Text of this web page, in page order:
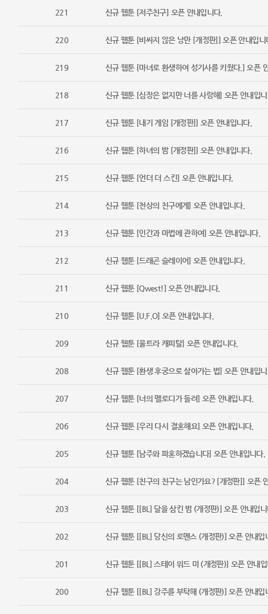
221 신규 웹툰 [저주친구] 오픈 안내입니다.
220 신규 웹툰 [비싸지 않은 낭만 [개정판]] 오픈 안내입니
219 신규 웹툰 [마녀로 환생하여 성기사를 키웠다.] 오픈
218 신규 웹툰 [심장은 없지만 너를 사랑해] 오픈 안내입
217 신규 웹툰 [내기 게임 [개정판]] 오픈 안내입니다.
216 신규 웹툰 [하녀의 밤 [개정판]] 오픈 안내입니다.
215 신규 웹툰 [언더 더 스킨] 오픈 안내입니다.
214 신규 웹툰 [천상의 친구에게] 오픈 안내입니다.
213 신규 웹툰 [인간과 마법에 관하여] 오픈 안내입니다.
212 신규 웹툰 [드래곤 슬레이어] 오픈 안내입니다.
211 신규 웹툰 [Qwest!] 오픈 안내입니다.
210 신규 웹툰 [U.F.O] 오픈 안내입니다.
209 신규 웹툰 [울트라 캐피탈] 오픈 안내입니다.
208 신규 웹툰 [환생 후궁으로 살아가는 법] 오픈 안내입
207 신규 웹툰 [너의 멜로디가 들려] 오픈 안내입니다.
206 신규 웹툰 [우리 다시 결혼해요] 오픈 안내입니다.
205 신규 웹툰 [남주와 파혼하겠습니다] 오픈 안내입니다.
204 신규 웹툰 [친구의 친구는 남인가요? [개정판]] 오픈
203 신규 웹툰 [[BL] 달을 삼킨 범 (개정판)] 오픈 안내입
202 신규 웹툰 [[BL] 당신의 로멘스 (개정판)] 오픈 안내입
201 신규 웹툰 [[BL] 스테이 위드 미 (개정판)] 오픈 안내
200 신규 웹툰 [[BL] 강주를 부탁해 (개정판)] 오픈 안내입